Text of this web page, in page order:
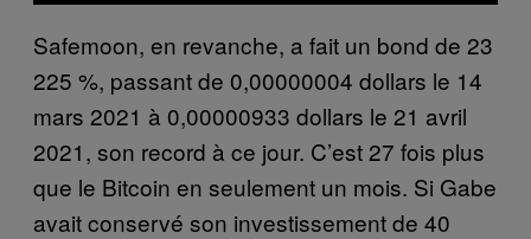
Safemoon, en revanche, a fait un bond de 23
225 %, passant de 0,00000004 dollars le 14
mars 2021 à 0,00000933 dollars le 21 avril
2021, son record à ce jour. C’est 27 fois plus
que le Bitcoin en seulement un mois. Si Gabe
avait conservé son investissement de 40